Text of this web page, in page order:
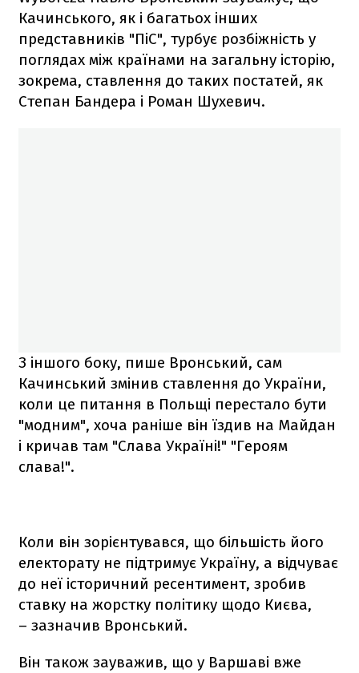
Качинського, як і багатьох інших
представників "ПіС", турбує розбіжність у
поглядах між країнами на загальну історію,
зокрема, ставлення до таких постатей, як
Степан Бандера і Роман Шухевич.
З іншого боку, пише Вронський, сам
Качинський змінив ставлення до України,
коли це питання в Польщі перестало бути
"модним", хоча раніше він їздив на Майдан
і кричав там "Слава Україні!" "Героям
слава!".
Коли він зорієнтувався, що більшість його
електорату не підтримує Україну, а відчуває
до неї історичний ресентимент, зробив
ставку на жорстку політику щодо Києва,
– зазначив Вронський.
Він також зауважив, що у Варшаві вже